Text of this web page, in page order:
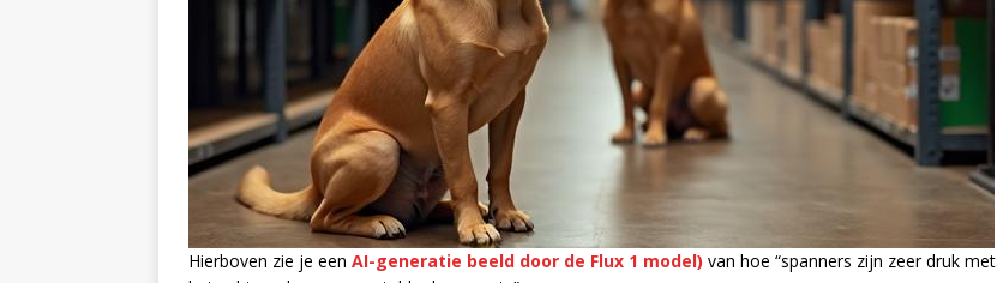
Hierboven zie je een AI-generatie beeld door de Flux 1 model) van hoe “spanners zijn zeer druk met